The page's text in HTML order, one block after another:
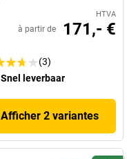
HTVA
à partir de 171,- €
(3)
Snel leverbaar
Afficher 2 variantes